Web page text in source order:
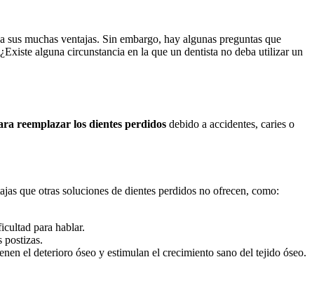
sus muchas ventajas. Sin embargo, hay algunas preguntas que
alguna circunstancia en la que un dentista no deba utilizar un
reemplazar los dientes perdidos debido a accidentes, caries o
que otras soluciones de dientes perdidos no ofrecen, como:
para hablar.
postizas.
el deterioro óseo y estimulan el crecimiento sano del tejido óseo.